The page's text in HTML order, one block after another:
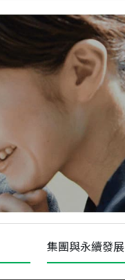
1,020萬
總價
490萬
1,808
集團與永續發展